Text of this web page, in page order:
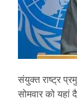
संयुक्त राष्ट्र
सोमवार को यहां